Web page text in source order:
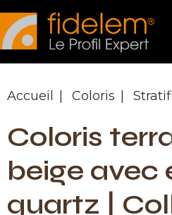
Panneau de gestion des
Accueil Coloris
Coloris
beige avec
quartz |